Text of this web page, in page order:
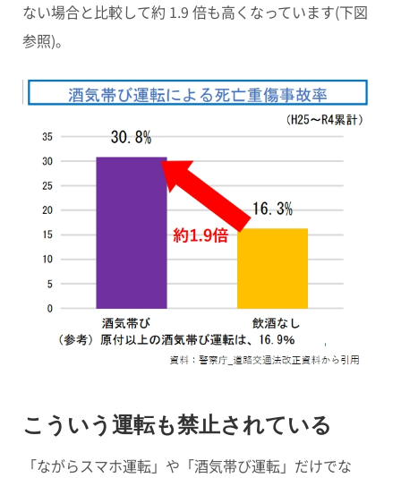
ない場合と比較して約 1.9 倍も高くなっています(下図
参照)。
こういう運転も禁止されている
「ながらスマホ運転」や「酒気帯び運転」だけでな